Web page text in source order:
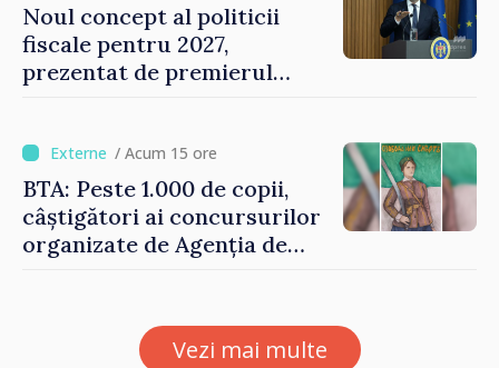
Noul concept al politicii
fiscale pentru 2027,
prezentat de premierul
investițiile, taxăm viciile și
echilibrăm taxarea
consumului”
/ Acum 15 ore
BTA: Peste 1.000 de copii,
câștigători ai concursurilor
organizate de Agenția de
Vezi mai multe